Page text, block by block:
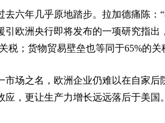
六年几乎原地踏步。拉加德痛陈：
引欧洲央行即将发布的一项研究指出
税；货物贸易壁垒也等同于65%的关
市场之名，欧洲企业仍难以在自家后
，更让生产力增长远远落后于美国。